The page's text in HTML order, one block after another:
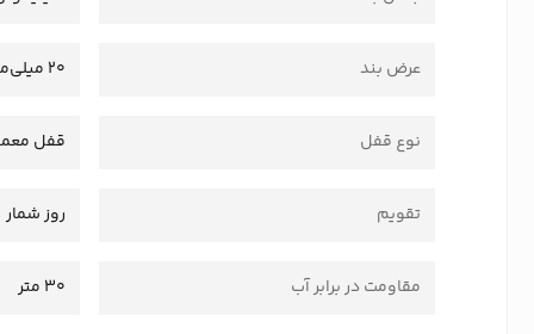
عرض بند 20 میلی‌متر
نوع قفل قفل
تقویم روز شمار
مقاومت در برابر آب 30 متر